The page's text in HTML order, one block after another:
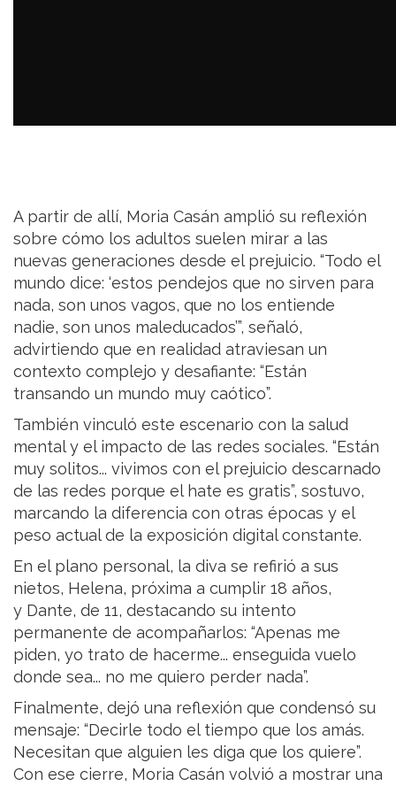
A partir de allí, Moria Casán amplió su reflexión
sobre cómo los adultos suelen mirar a las
nuevas generaciones desde el prejuicio. “Todo el
mundo dice: ‘estos pendejos que no sirven para
nada, son unos vagos, que no los entiende
nadie, son unos maleducados’”, señaló,
advirtiendo que en realidad atraviesan un
contexto complejo y desafiante: “Están
transando un mundo muy caótico”.
También vinculó este escenario con la salud
mental y el impacto de las redes sociales. “Están
muy solitos... vivimos con el prejuicio descarnado
de las redes porque el hate es gratis”, sostuvo,
marcando la diferencia con otras épocas y el
peso actual de la exposición digital constante.
En el plano personal, la diva se refirió a sus
nietos, Helena, próxima a cumplir 18 años,
y Dante, de 11, destacando su intento
permanente de acompañarlos: “Apenas me
piden, yo trato de hacerme... enseguida vuelo
donde sea... no me quiero perder nada”.
Finalmente, dejó una reflexión que condensó su
mensaje: “Decirle todo el tiempo que los amás.
Necesitan que alguien les diga que los quiere”.
Con ese cierre, Moria Casán volvió a mostrar una